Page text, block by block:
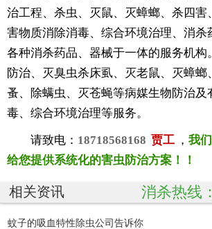
治工程、杀虫、灭鼠、灭蟑螂、杀四害
害物质消除消毒、综合环境治理、消杀
各种消杀药品、器械于一体的服务机构
防治、灭臭虫杀床虱、灭老鼠、灭蟑螂
蚤、除螨虫、灭苍蝇等病媒生物防治及
毒、综合环境治理等服务。
请致电： 18718568168 贾工 ， 我
给您提供系统化的害虫防治方案！！
相关资讯 消杀热线
蚊子的吸血特性除虫公司告诉你